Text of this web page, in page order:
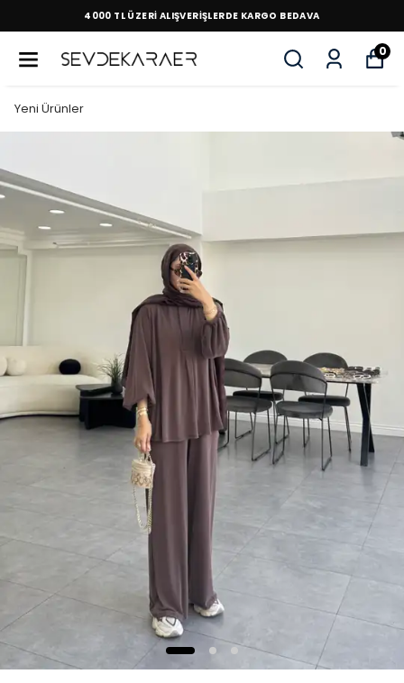
4000 TL ÜZERİ ALIŞVERİŞLERDE KARGO BEDAVA
0
Yeni Ürünler